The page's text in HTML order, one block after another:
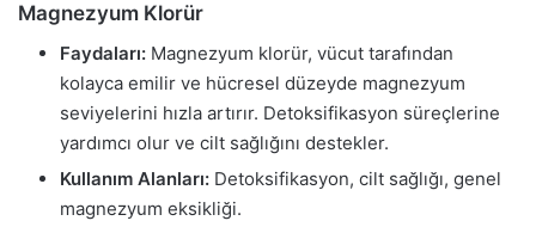
Magnezyum Klorür
Faydaları: Magnezyum klorür, vücut tarafından
kolayca emilir ve hücresel düzeyde magnezyum
seviyelerini hızla artırır. Detoksifikasyon süreçlerine
yardımcı olur ve cilt sağlığını destekler.
Kullanım Alanları: Detoksifikasyon, cilt sağlığı, genel
magnezyum eksikliği.